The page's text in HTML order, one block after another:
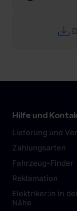
Hilfe und
Lieferung und
Zahlungsarten
Fahrzeug-Finder
Reklamation
Elektriker:in in
Nähe